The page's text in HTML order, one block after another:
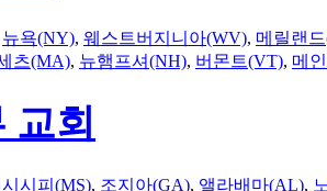
뉴욕(NY), 웨스트버지니아(WV), 메릴랜
츠(MA), 뉴햄프셔(NH), 버몬트(VT), 메
교회
시피(MS), 조지아(GA), 앨라배마(AL),